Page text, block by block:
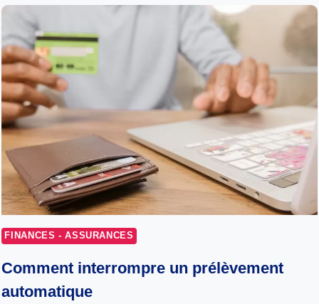
FINANCES - ASSURANCES
Comment interrompre un prélèvement
automatique